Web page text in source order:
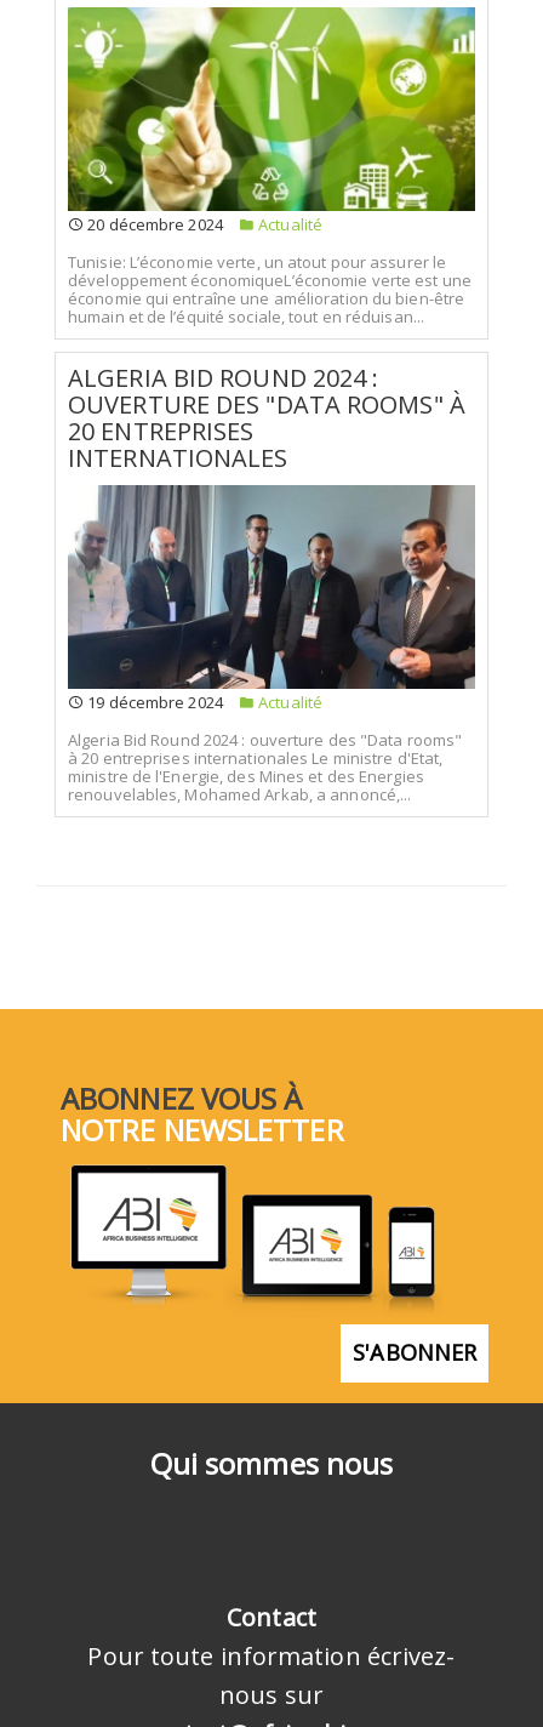
20 décembre 2024
Actualité
Tunisie: L’économie verte, un atout pour assurer le
développement économiqueL’économie verte est une
économie qui entraîne une amélioration du bien-être
humain et de l’équité sociale, tout en réduisan...
ALGERIA BID ROUND 2024 :
OUVERTURE DES "DATA ROOMS" À
20 ENTREPRISES
INTERNATIONALES
19 décembre 2024
Actualité
Algeria Bid Round 2024 : ouverture des "Data rooms"
à 20 entreprises internationales Le ministre d'Etat,
ministre de l'Energie, des Mines et des Energies
renouvelables, Mohamed Arkab, a annoncé,...
Qui sommes nous
Contact
Pour toute information écrivez-
nous sur
ABONNEZ VOUS À
NOTRE NEWSLETTER
S'ABONNER